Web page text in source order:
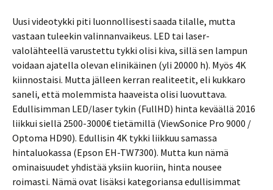
Uusi videotykki piti luonnollisesti saada tilalle, mutta
vastaan tuleekin valinnanvaikeus. LED tai laser-
valolähteellä varustettu tykki olisi kiva, sillä sen lampun
voidaan ajatella olevan elinikäinen (yli 20000 h). Myös 4K
kiinnostaisi. Mutta jälleen kerran realiteetit, eli kukkaro
saneli, että molemmista haaveista olisi luovuttava.
Edullisimman LED/laser tykin (FullHD) hinta keväällä 2016
liikkui siellä 2500-3000€ tietämillä (ViewSonice Pro 9000 /
Optoma HD90). Edullisin 4K tykki liikkuu samassa
hintaluokassa (Epson EH-TW7300). Mutta kun nämä
ominaisuudet yhdistää yksiin kuoriin, hinta nousee
roimasti. Nämä ovat lisäksi kategoriansa edullisimmat